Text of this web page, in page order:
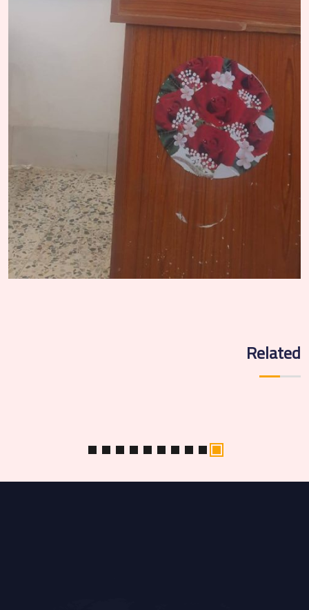
Related
WINLAND CASINO LOGIN: GUÍA COMPLETA DE
REGISTRO, BONOS Y PAGOS PARA MÉXICO